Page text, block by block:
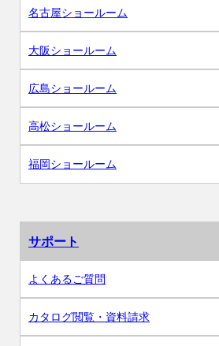
名古屋ショールーム
大阪ショールーム
広島ショールーム
高松ショールーム
福岡ショールーム
サポート
よくあるご質問
カタログ閲覧・資料請求